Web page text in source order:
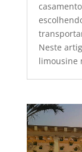
Neste
limousine